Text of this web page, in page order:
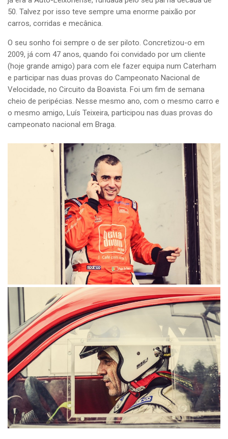
50. Talvez por isso teve sempre uma enorme paixão por
carros, corridas e mecânica.
O seu sonho foi sempre o de ser piloto. Concretizou-o em
2009, já com 47 anos, quando foi convidado por um cliente
(hoje grande amigo) para com ele fazer equipa num Caterham
e participar nas duas provas do Campeonato Nacional de
Velocidade, no Circuito da Boavista. Foi um fim de semana
cheio de peripécias. Nesse mesmo ano, com o mesmo carro e
o mesmo amigo, Luís Teixeira, participou nas duas provas do
campeonato nacional em Braga.